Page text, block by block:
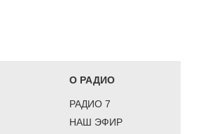
О РАДИО
РАДИО 7
НАШ ЭФИР